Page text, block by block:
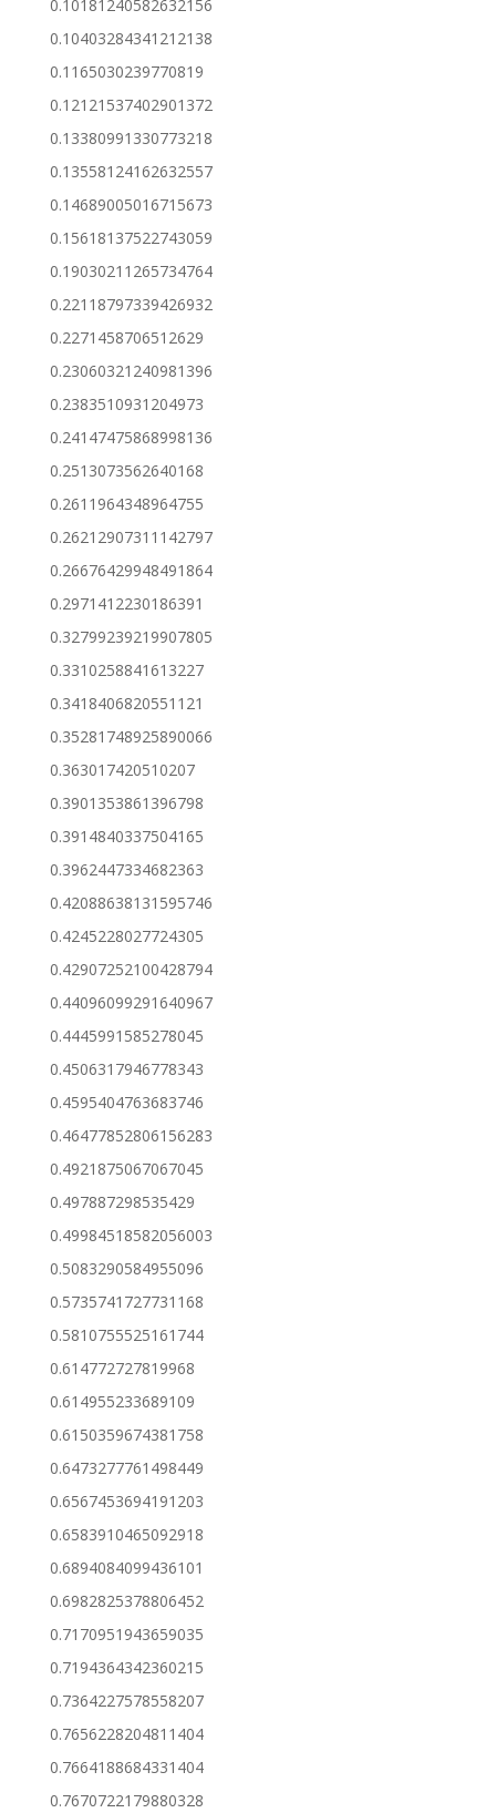
0.10181240582632156
0.10403284341212138
0.1165030239770819
0.12121537402901372
0.13380991330773218
0.13558124162632557
0.14689005016715673
0.15618137522743059
0.19030211265734764
0.22118797339426932
0.2271458706512629
0.23060321240981396
0.2383510931204973
0.24147475868998136
0.2513073562640168
0.2611964348964755
0.26212907311142797
0.26676429948491864
0.2971412230186391
0.32799239219907805
0.3310258841613227
0.3418406820551121
0.35281748925890066
0.363017420510207
0.3901353861396798
0.3914840337504165
0.3962447334682363
0.42088638131595746
0.4245228027724305
0.42907252100428794
0.44096099291640967
0.4445991585278045
0.4506317946778343
0.4595404763683746
0.46477852806156283
0.4921875067067045
0.497887298535429
0.49984518582056003
0.5083290584955096
0.5735741727731168
0.5810755525161744
0.614772727819968
0.614955233689109
0.6150359674381758
0.6473277761498449
0.6567453694191203
0.6583910465092918
0.6894084099436101
0.6982825378806452
0.7170951943659035
0.7194364342360215
0.7364227578558207
0.7656228204811404
0.7664188684331404
0.7670722179880328